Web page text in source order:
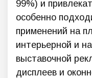
99%) и
особенно
применений на
интерьерной и
выставочной
дисплеев и